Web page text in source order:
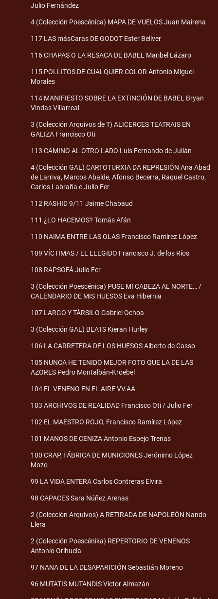
Julio Fernández
4 (Colección Poescénica) MAPA DE VUELOS Juan Mairena
117 LAS másCaras DE GODOT Ester Bellver
116 CHAPAS O LA RESACA DE BABEL Maribel Lázaro
115 POLLITOS DE CUALQUIER COLOR Antonio Miguel
Morales
114 MANIFIESTO SOBRE LA EXTINCIÓN DE BABEL Bryan
Vindas Villarreal
3 (Colección Arquivos de T) ALICERCES TEATRAIS EN
GALIZA Francisco Oti
113 CAMINO AL OTRO LADO Luis Fernando de Julián
4 (Colección GAL) CARTOTURXIA DA REPRESIÓN Ana Abad
de Larriva, Marcos Abalde, Afonso Becerra, Raquel Castro,
Carlos Labraña e Julio Fer
112 RASHID 9/11 Jaime Chabaud
111 ¿LO HACEMOS? Tomás Afán
110 NAIMA ENTRE LAS OLAS Francisco Ramírez López
109 VÍCTIMAS / EL ELEGIDO Francisco J. de los Ríos
108 RAPSOFÁ Julio Fer
3 (Colección Poescénica) PUSE MI CABEZA AL NORTE… /
CALENDARIO DE MIS HUESOS Eva Hibernia
107 LARGO Y TÁRSILO Gabriel Ochoa
3 (Colección GAL) BEATS Kieran Hurley
106 LA CARRETERA DE LOS HUESOS Alberto de Casso
105 NUNCA HE TENIDO MEJOR FOTO QUE LA DE LAS
AZORES Pedro Montalbán-Kroebel
104 EL VENENO EN EL AIRE VV.AA.
103 ARCHIVOS DE REALIDAD Francisco Oti / Julio Fer
102 EL MAESTRO ROJO, Francisco Ramírez López
101 MANOS DE CENIZA Antonio Espejo Trenas
100 CRAP, FÁBRICA DE MUNICIONES Jerónimo López
Mozo
99 LA VIDA ENTERA Carlos Contreras Elvira
98 CAPACES Sara Núñez Arenas
2 (Colección Arquivos) A RETIRADA DE NAPOLEÓN Nando
Llera
2 (Colección Poescénika) REPERTORIO DE VENENOS
Antonio Orihuela
97 NANA DE LA DESAPARICIÓN Sebastián Moreno
96 MUTATIS MUTANDIS Víctor Almazán